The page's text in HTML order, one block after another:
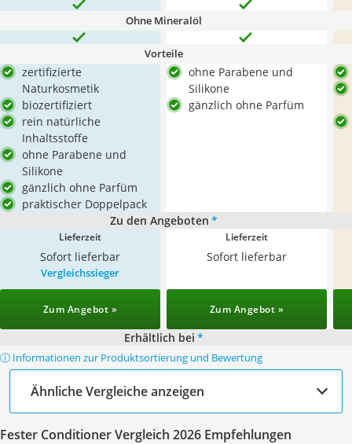
Ohne Mineralöl
Vorteile
zertifizierte
Naturkosmetik
biozertifiziert
rein natürliche
Inhaltsstoffe
ohne Parabene und
Silikone
gänzlich ohne Parfüm
praktischer Doppelpack
ohne Parabene und
Silikone
gänzlich ohne Parfüm
Zu den Angeboten *
Lieferzeit
Sofort lieferbar
Lieferzeit
Sofort lieferbar
Vergleichssieger
Zum Angebot » Zum Angebot »
Erhältlich bei *
ⓘ Informationen zur Produktsortierung und Bewertung
Ähnliche Vergleiche anzeigen
Fester Conditioner Vergleich 2026 Empfehlungen